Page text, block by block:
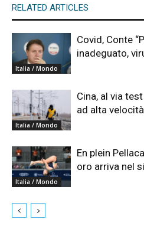
RELATED ARTICLES
Italia / Mondo
Covid, Conte
inadeguato,
Italia / Mondo
Cina, al via
ad alta
Italia / Mondo
En plein
oro arriva nel